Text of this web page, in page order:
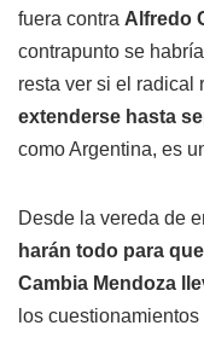
fuera contra Alfredo
contrapunto se
resta ver si el radical
extenderse hasta
como Argentina, es
Desde la vereda de
harán todo para
Cambia Mendoza
los